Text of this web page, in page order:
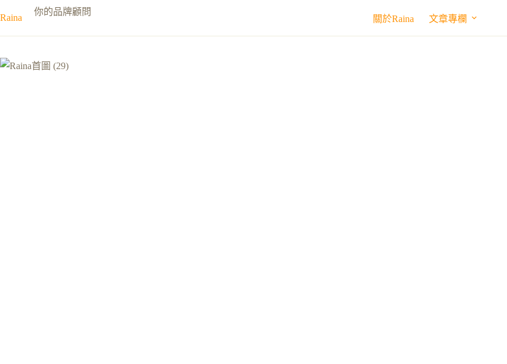
至
主
內
Raina
你的品牌顧問
關於Raina 文章專欄